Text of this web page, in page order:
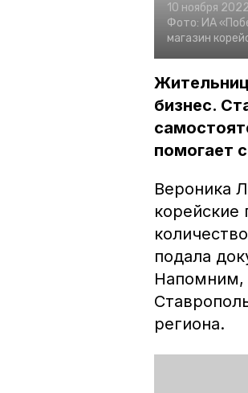
10 ноября
Фото: ИА
магазин
бизнес.
помогает
Вероника
корейские
подала
Напомним,
региона.